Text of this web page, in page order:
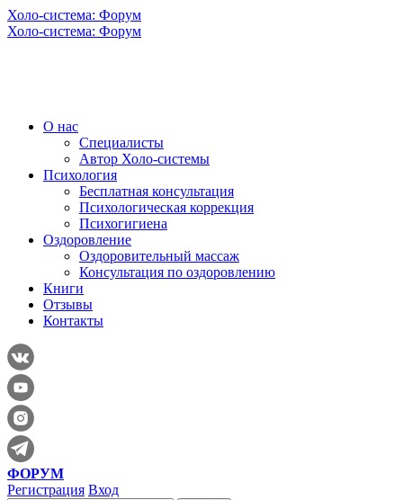
Холо-система: Форум
Холо-система: Форум
О нас
Специалисты
Автор Холо-системы
Психология
Бесплатная консультация
Психологическая коррекция
Психогигиена
Оздоровление
Оздоровительный массаж
Консультация по оздоровлению
Книги
Отзывы
Контакты
ФОРУМ
Регистрация Вход